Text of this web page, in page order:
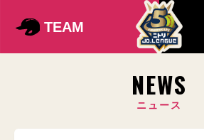
TEAM
NEWS
ニュース